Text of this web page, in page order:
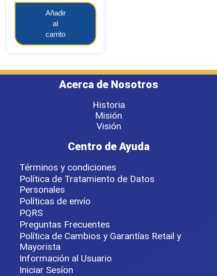
Añadir
al
carrito
Acerca de Nosotros
Historia
Misión
Visión
Centro de Ayuda
Términos y condiciones
Política de Tratamiento de Datos
Personales
Políticas de envío
PQRS
Preguntas Frecuentes
Política de Cambios y Garantías Retail y
Mayorista
Información al Usuario
Iniciar Sesíon